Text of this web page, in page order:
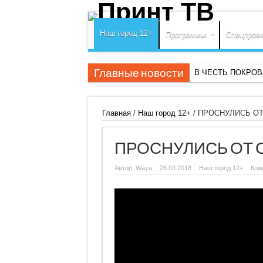
Наш город 12+ Программы
Главные новости В ЧЕСТЬ
Главная/ Наш город 12+ / ПРОСНУЛИСЬ
ПРОСНУЛИСЬ ОТ
Автор: Waya 26.03.2018 Наш город 12+